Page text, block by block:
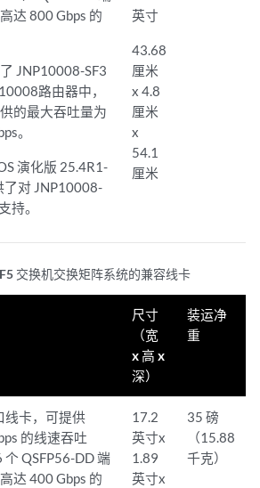
达 800 Gbps 的
JNP10008-SF3
路由器中，
的最大吞吐量为
。
演化版 25.4R1-
了对 JNP10008-
持。
英寸
43.68
厘米
x 4.8
厘米
x
54.1
厘米
交换机交换矩阵系统的兼容线卡
尺寸
（宽
x 高 x
深）
装运净
重
线卡，可提供
的线速吞吐
个 QSFP56-DD 端
达 400 Gbps 的
17.2
英寸x
1.89
英寸x
35 磅
（15.88
千克）